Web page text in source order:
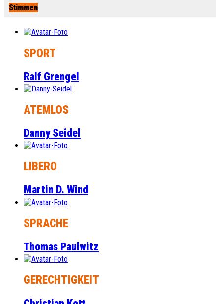
Stimmen
SPORT
Ralf Grengel
ATEMLOS
Danny Seidel
LIBERO
Martin D. Wind
SPRACHE
Thomas Paulwitz
GERECHTIGKEIT